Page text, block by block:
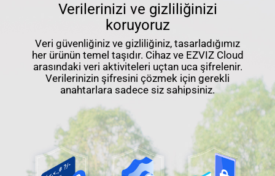
Verilerinizi ve gizliliğinizi
koruyoruz
Veri güvenliğiniz ve gizliliğiniz, tasarladığımız
her ürünün temel taşıdır. Cihaz ve EZVIZ Cloud
arasındaki veri aktiviteleri uçtan uca şifrelenir.
Verilerinizin şifresini çözmek için gerekli
anahtarlara sadece siz sahipsiniz.